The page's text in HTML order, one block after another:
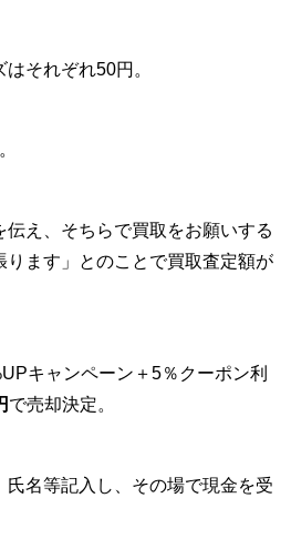
それぞれ50円。
え、そちらで買取をお願いする
ります」とのことで買取査定額が
キャンペーン＋5％クーポン利
で売却決定。
氏名等記入し、その場で現金を受